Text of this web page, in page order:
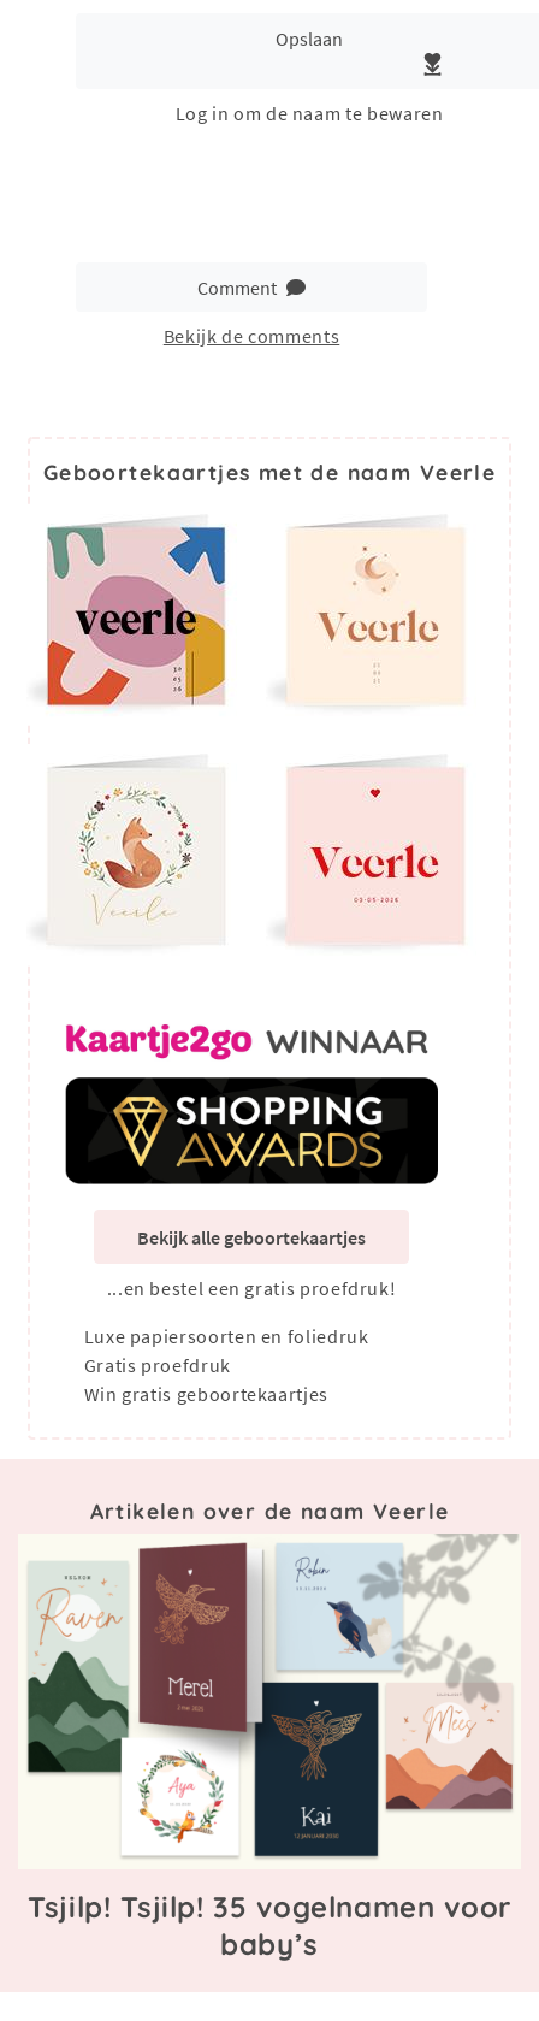
Opslaan
Log in om de naam te bewaren
Comment
Bekijk de comments
Geboortekaartjes met de naam Veerle
Bekijk alle geboortekaartjes
...en bestel een gratis proefdruk!
Luxe papiersoorten en foliedruk
Gratis proefdruk
Win gratis geboortekaartjes
Artikelen over de naam Veerle
Tsjilp! Tsjilp! 35 vogelnamen voor
baby’s